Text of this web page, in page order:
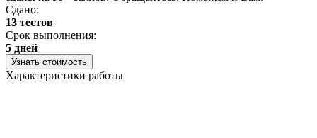
Сдано:
13 тестов
Срок выполнения:
5 дней
Узнать стоимость
Характеристики работы